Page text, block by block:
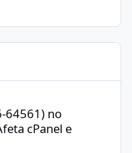
Como Afeta cPanel
64561) no
cPanel e